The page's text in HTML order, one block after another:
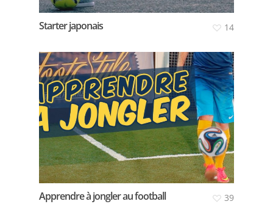
Starter japonais 14
Apprendre à jongler au football 39